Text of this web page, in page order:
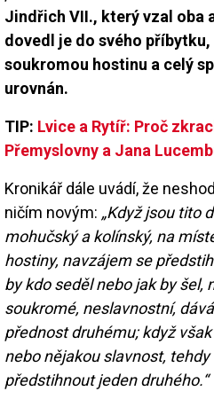
Jindřich VII., který vzal oba
dovedl je do svého
soukromou hostinu a celý
urovnán.
TIP: Lvice a Rytíř: Proč
Přemyslovny a Jana
Kronikář dále uvádí, že
ničím novým: „Když jsou tito
mohučský a kolínský, na
hostiny, navzájem se
by kdo seděl nebo jak by šel,
soukromé, neslavnostní,
přednost druhému; když
nebo nějakou slavnost,
předstihnout jeden druhého.“